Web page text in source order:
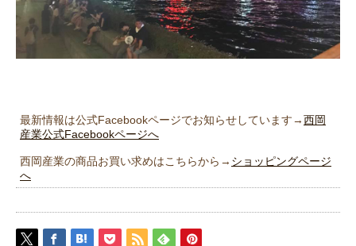
最新情報は公式Facebookページでお知らせしています→西岡
産業公式Facebookページへ
西岡産業の商品お買い求めはこちらから→ ショッピングページ
へ